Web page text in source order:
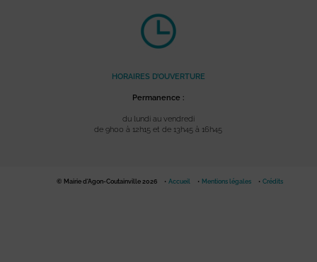
HORAIRES D’OUVERTURE
Permanence :
du lundi au vendredi
de 9h00 à 12h15 et de 13h45 à 16h45
© Mairie d'Agon-Coutainville 2026 Accueil Mentions légales Crédits